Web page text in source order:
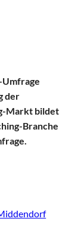
Umfrage
der
Markt bildet
Branche